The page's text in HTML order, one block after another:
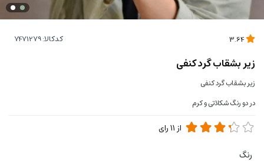
کدکالا:
زیر بشقاب گرد کنفی
زیر بشقاب گرد کنفی
در دو رنگ شکلاتی و کرم
از11رای
رنگ